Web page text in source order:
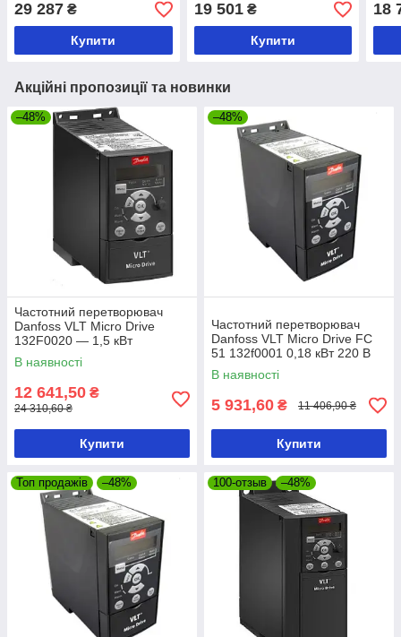
29 287 ₴
Купити
19 501₴
Купити
18
Акційні пропозиції та новинки
–48%
Частотний перетворювач
Danfoss VLT Micro Drive
132F0020 — 1,5 кВт
В наявності
12 641,50 ₴
24 310,60 ₴
Купити
–48%
Частотний перетворювач
Danfoss VLT Micro Drive FC
51 132f0001 0,18 кВт 220 В
В наявності
5 931,60 ₴ 11 406,90 ₴
Купити
Топ продажів –48% 100-отзыв –48%